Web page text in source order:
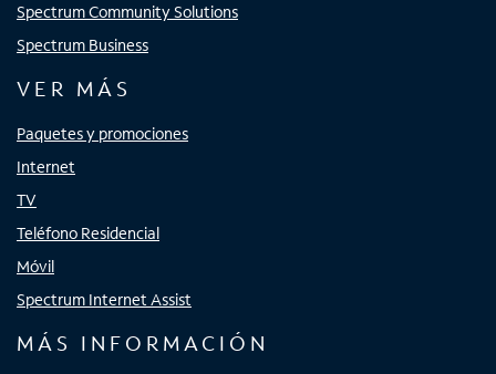
Spectrum Community Solutions
Spectrum Business
VER MÁS
Paquetes y promociones
Internet
TV
Teléfono Residencial
Móvil
Spectrum Internet Assist
MÁS INFORMACIÓN